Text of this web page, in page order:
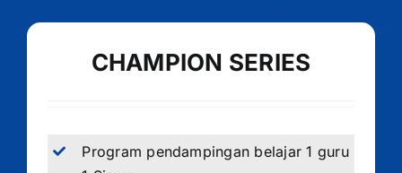
CHAMPION SERIES
Program pendampingan belajar 1 guru